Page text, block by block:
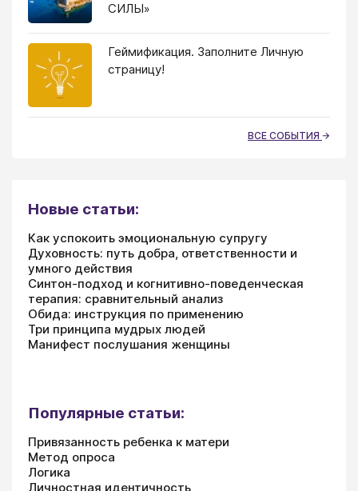
СИЛЫ»
Геймификация. Заполните Личную
страницу!
ВСЕ СОБЫТИЯ
Новые статьи:
Как успокоить эмоциональную супругу
Духовность: путь добра, ответственности и
умного действия
Синтон-подход и когнитивно-поведенческая
терапия: сравнительный анализ
Обида: инструкция по применению
Три принципа мудрых людей
Манифест послушания женщины
Популярные статьи:
Привязанность ребенка к матери
Метод опроса
Логика
Личностная идентичность